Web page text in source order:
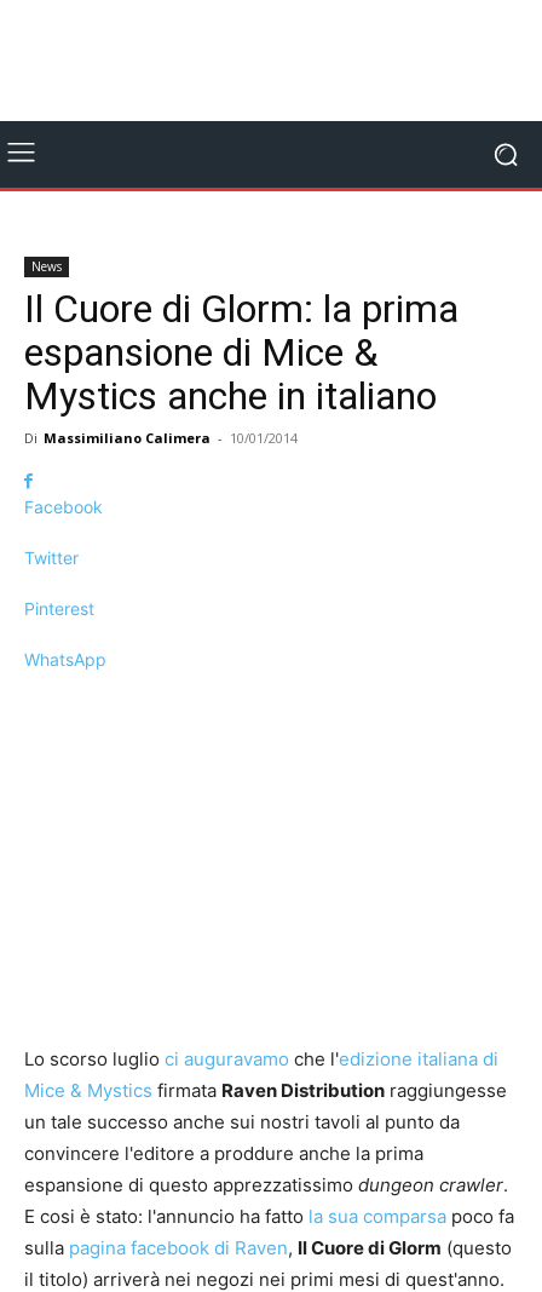
News
Il Cuore di Glorm: la prima
espansione di Mice &
Mystics anche in italiano
Di Massimiliano Calimera - 10/01/2014
Facebook
Twitter
Pinterest
WhatsApp
Lo scorso luglio ci auguravamo che l'edizione italiana di
Mice & Mystics firmata Raven Distribution raggiungesse
un tale successo anche sui nostri tavoli al punto da
convincere l'editore a proddure anche la prima
espansione di questo apprezzatissimo dungeon crawler.
E cosi è stato: l'annuncio ha fatto la sua comparsa poco fa
sulla pagina facebook di Raven, Il Cuore di Glorm (questo
il titolo) arriverà nei negozi nei primi mesi di quest'anno.